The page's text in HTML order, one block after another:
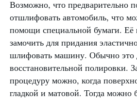
Возможно, что предварительно
отшлифовать автомобиль, что
помощи специальной бумаги. Её
замочить для придания
шлифовать машину. Обычно это
восстановительной полировки.
процедуру можно, когда
гладкой и матовой. Тогда можно